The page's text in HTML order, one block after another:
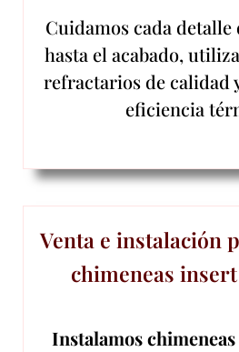
Cuidamos cada detalle
hasta el acabado,
refractarios de calidad
eficiencia
Venta e instalación
chimeneas
Instalamos